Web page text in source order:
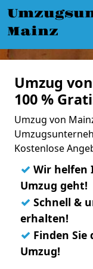
Mainz
Umzug
100 %
Umzug von
Kostenlose
✓ Wir helfen
Umzug geht!
✓ Schnell &
erhalten!
✓ Finden
Umzug!